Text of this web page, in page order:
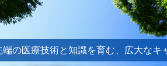
端の医療技術と知識を育む、広大なキ